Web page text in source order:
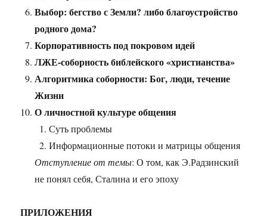
Выбор: бегство с Земли? либо благоустройство
родного дома?
Корпоративность под покровом идей
ЛЖЕ-соборность библейского «христианства»
Алгоритмика соборности: Бог, люди, течение
Жизни
О личностной культуре общения
Суть проблемы
Информационные потоки и матрицы общения
Отступление от темы: О том, как Э.Радзинский
не понял себя, Сталина и его эпоху
ПРИЛОЖЕНИЯ